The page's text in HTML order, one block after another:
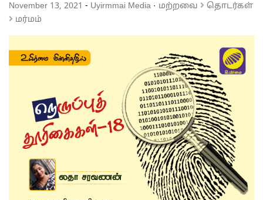
November 13, 2021 - Uyirmmai Media · மற்றவை
தொடர்கள்
மர்மம்